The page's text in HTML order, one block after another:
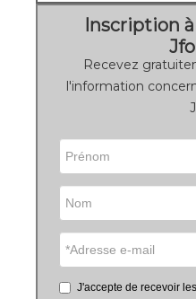
Inscription
Recevez
l'information
J'accepte de recevoir